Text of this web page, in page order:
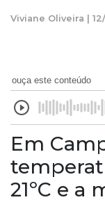
Viviane Oliveira |
ouça este conteúdo
Em
21ºC e a